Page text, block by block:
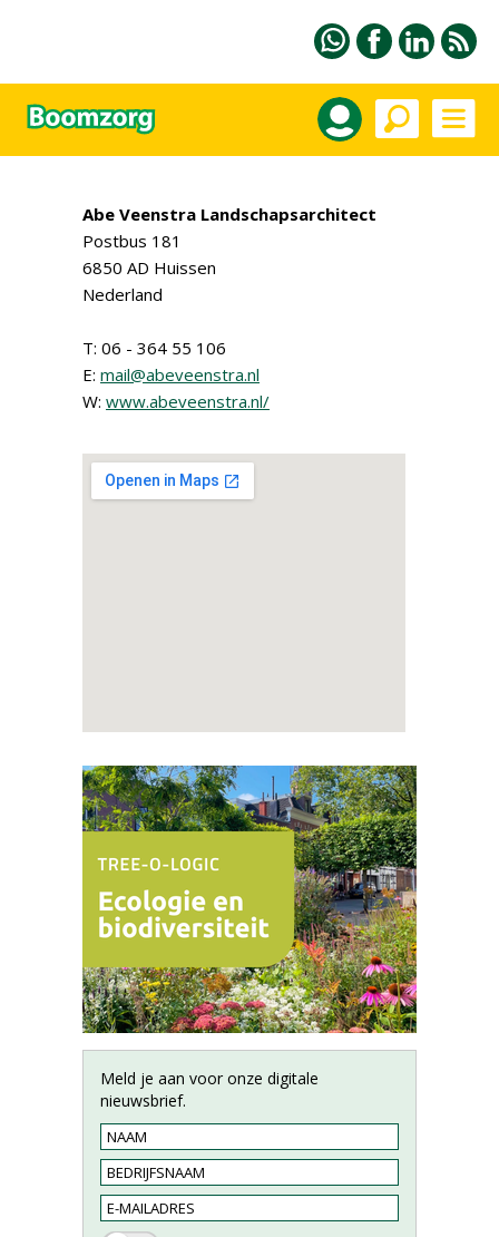
Abe Veenstra Landschapsarchitect
Postbus 181
6850 AD Huissen
Nederland
T: 06 - 364 55 106
E: mail@abeveenstra.nl
W: www.abeveenstra.nl/
Meld je aan voor onze digitale
nieuwsbrief.